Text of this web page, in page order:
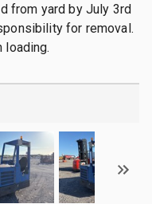
from yard by July 3rd
for removal.
loading.